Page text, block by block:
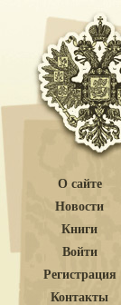
О сайте
Новости
Книги
Войти
Регистрация
Контакты